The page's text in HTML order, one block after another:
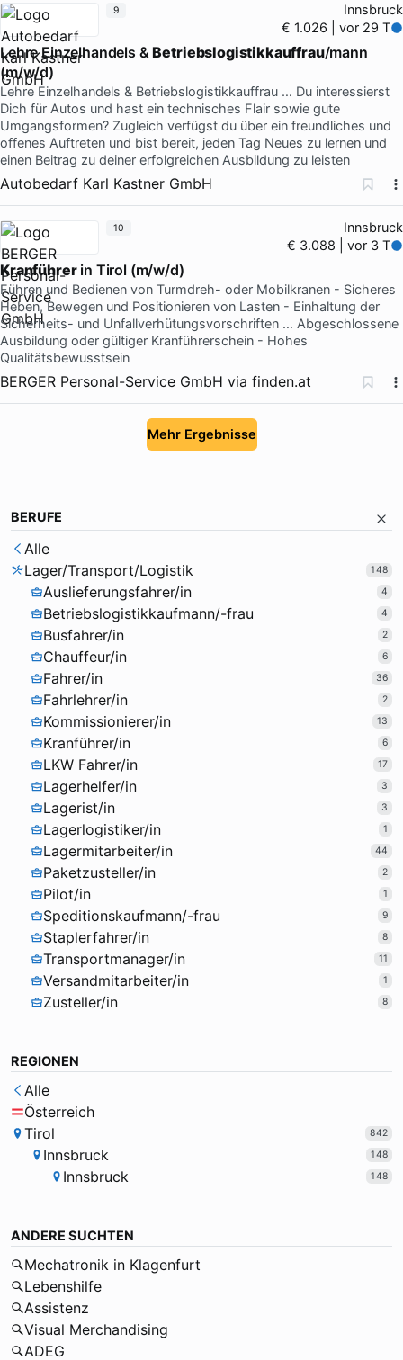
Innsbruck
€ 1.026 | vor 29 T
Lehre Einzelhandels &Betriebslogistikkauffrau/mann
(m/w/d)
Lehre Einzelhandels & Betriebslogistikkauffrau … Du interessierst
Dich für Autos und hast ein technisches Flair sowie gute
Umgangsformen? Zugleich verfügst du über ein freundliches und
offenes Auftreten und bist bereit, jeden Tag Neues zu lernen und
einen Beitrag zu deiner erfolgreichen Ausbildung zu leisten
Autobedarf Karl Kastner GmbH
9
Innsbruck
€ 3.088 | vor 3 T
Kranführerin Tirol (m/w/d)
Führen und Bedienen von Turmdreh- oder Mobilkranen - Sicheres
Heben, Bewegen und Positionieren von Lasten - Einhaltung der
Sicherheits- und Unfallverhütungsvorschriften … Abgeschlossene
Ausbildung oder gültiger Kranführerschein - Hohes
Qualitätsbewusstsein
BERGER Personal-Service GmbH via finden.at
10
Mehr Ergebnisse
BERUFE
Alle
Lager/Transport/Logistik
148
Auslieferungsfahrer/in 4
Betriebslogistikkaufmann/-frau 4
Busfahrer/in 2
Chauffeur/in 6
Fahrer/in 36
Fahrlehrer/in 2
Kommissionierer/in 13
Kranführer/in 6
LKW Fahrer/in 17
Lagerhelfer/in 3
Lagerist/in 3
Lagerlogistiker/in 1
Lagermitarbeiter/in 44
Paketzusteller/in 2
Pilot/in 1
Speditionskaufmann/-frau 9
Staplerfahrer/in 8
Transportmanager/in 11
Versandmitarbeiter/in 1
Zusteller/in 8
REGIONEN
Alle
Österreich
Tirol
842
Innsbruck 148
Innsbruck 148
ANDERE SUCHTEN
Mechatronik in Klagenfurt
Lebenshilfe
Assistenz
Visual Merchandising
ADEG